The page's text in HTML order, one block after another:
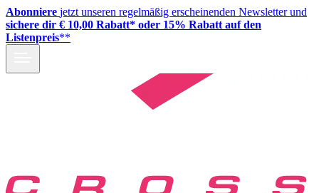
Abonniere jetzt unseren regelmäßig erscheinenden Newsletter und
sichere dir € 10,00 Rabatt* oder 15% Rabatt auf den
Listenpreis**